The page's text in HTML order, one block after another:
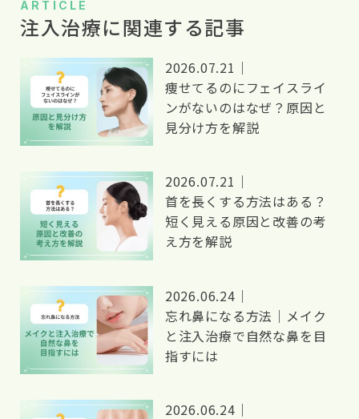
シ
ョ
ン
ARTICLE
注入治療に関連する記事
2026.07.21｜
痩せてるのにフェイスライ
ンがないのはなぜ？原因と
見分け方を解説
2026.07.21｜
首を長くする方法はある？
短く見える原因と改善の考
え方を解説
2026.06.24｜
忘れ鼻になる方法｜メイク
と注入治療で自然な鼻を目
指すには
2026.06.24｜